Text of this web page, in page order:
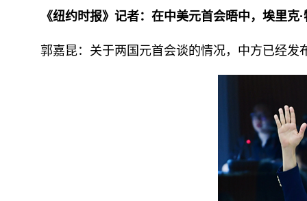
《纽约时报》记者：在中美元首会晤中，埃里克
郭嘉昆：关于两国元首会谈的情况，中方已经